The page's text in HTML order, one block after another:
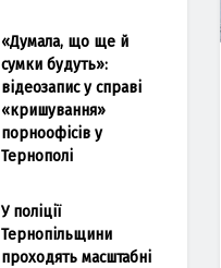
«Думала, що ще й
сумки будуть»:
відеозапис у справі
«кришування»
порноофісів у
Тернополі
У поліції
Тернопільщини
проходять масштабні